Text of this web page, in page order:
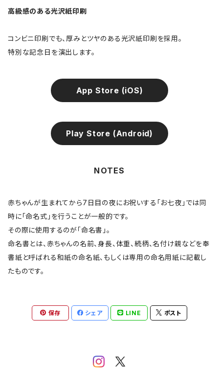
高級感のある光沢紙印刷
コンビニ印刷でも、厚みとツヤのある光沢紙印刷を採用。
特別な記念日を演出します。
App Store (iOS)
Play Store (Android)
NOTES
赤ちゃんが生まれてから7日目の夜にお祝いする「お七夜」では同
時に「命名式」を行うことが一般的です。
その際に使用するのが「命名書」。
命名書とは、赤ちゃんの名前、身長、体重、続柄、名付け親などを奉
書紙と呼ばれる和紙の命名紙、もしくは専用の命名用紙に記載し
たものです。
保存 シェア LINE ポスト